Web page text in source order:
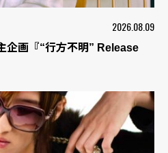
2026.08.09
企画『“行方不明” Release